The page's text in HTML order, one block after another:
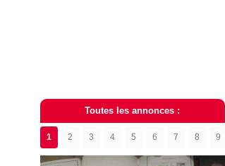
Toutes les annonces :
1 2 3 4 5 6 7 8 9